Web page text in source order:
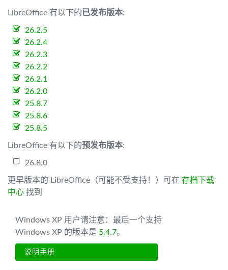
LibreOffice 有以下的已发布版本:
26.2.5
26.2.4
26.2.3
26.2.2
26.2.1
26.2.0
25.8.7
25.8.6
25.8.5
LibreOffice 有以下的预发布版本:
26.8.0
更早版本的 LibreOffice（可能不受支持！）可在 存档下载
中心 找到
Windows XP 用户请注意：最后一个支持
Windows XP 的版本是 5.4.7。
说明手册